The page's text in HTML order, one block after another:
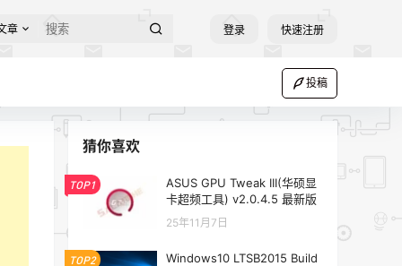
章 登录 快速注册
投稿
猜你喜欢
TOP1
ASUS GPU Tweak III(华硕显
卡超频工具) v2.0.4.5 最新版
25年11月7日
TOP2
Windows10 LTSB2015 Build